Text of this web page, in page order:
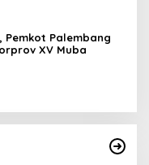
Pemkot Palembang
XV Muba